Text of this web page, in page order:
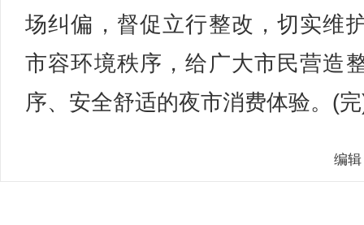
场纠偏，督促立行整改，切实维
市容环境秩序，给广大市民营造
序、安全舒适的夜市消费体验。(
编